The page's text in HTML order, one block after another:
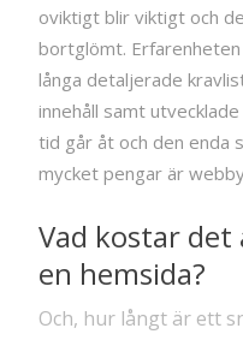
oviktigt blir viktigt och
bortglömt.
långa detaljerade
innehåll samt
tid går åt och den enda
mycket pengar är
Vad kostar
en hemsida?
Och, hur långt är ett